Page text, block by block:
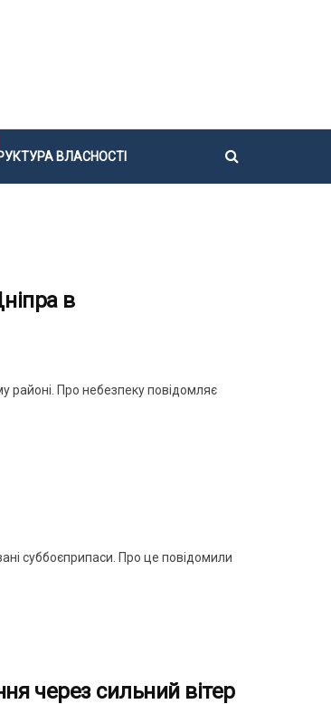
ВЛАСНОСТІ
в
районі. Про небезпеку повідомляє
суббоєприпаси. Про це повідомили
через сильний вітер